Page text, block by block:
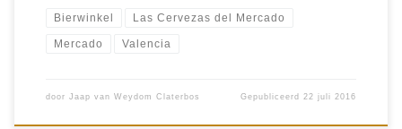
Bierwinkel Las Cervezas del Mercado
Mercado Valencia
door Jaap van Weydom Claterbos Gepubliceerd22 juli 2016